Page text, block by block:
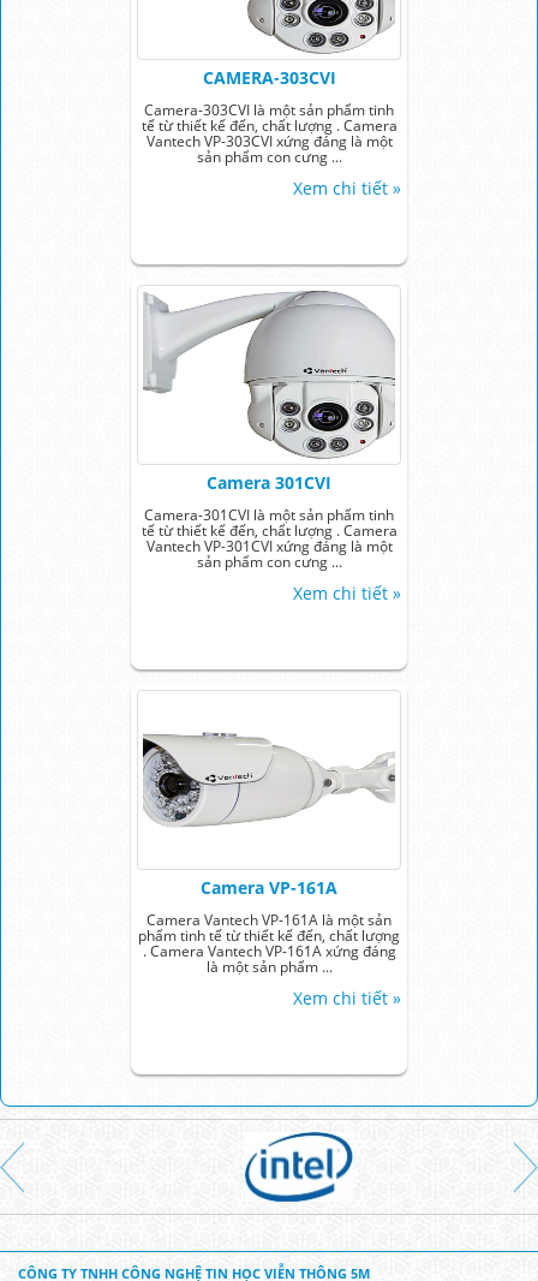
CAMERA-303CVI
Camera-303CVI là một sản phẩm tinh
tế từ thiết kế đến, chất lượng . Camera
Vantech VP-303CVI xứng đáng là một
sản phẩm con cưng ...
Xem chi tiết »
Camera 301CVI
Camera-301CVI là một sản phẩm tinh
tế từ thiết kế đến, chất lượng . Camera
Vantech VP-301CVI xứng đáng là một
sản phẩm con cưng ...
Xem chi tiết »
Camera VP-161A
Camera Vantech VP-161A là một sản
phẩm tinh tế từ thiết kế đến, chất lượng
. Camera Vantech VP-161A xứng đáng
là một sản phẩm ...
Xem chi tiết »
CÔNG TY TNHH CÔNG NGHỆ TIN HỌC VIỄN THÔNG 5M